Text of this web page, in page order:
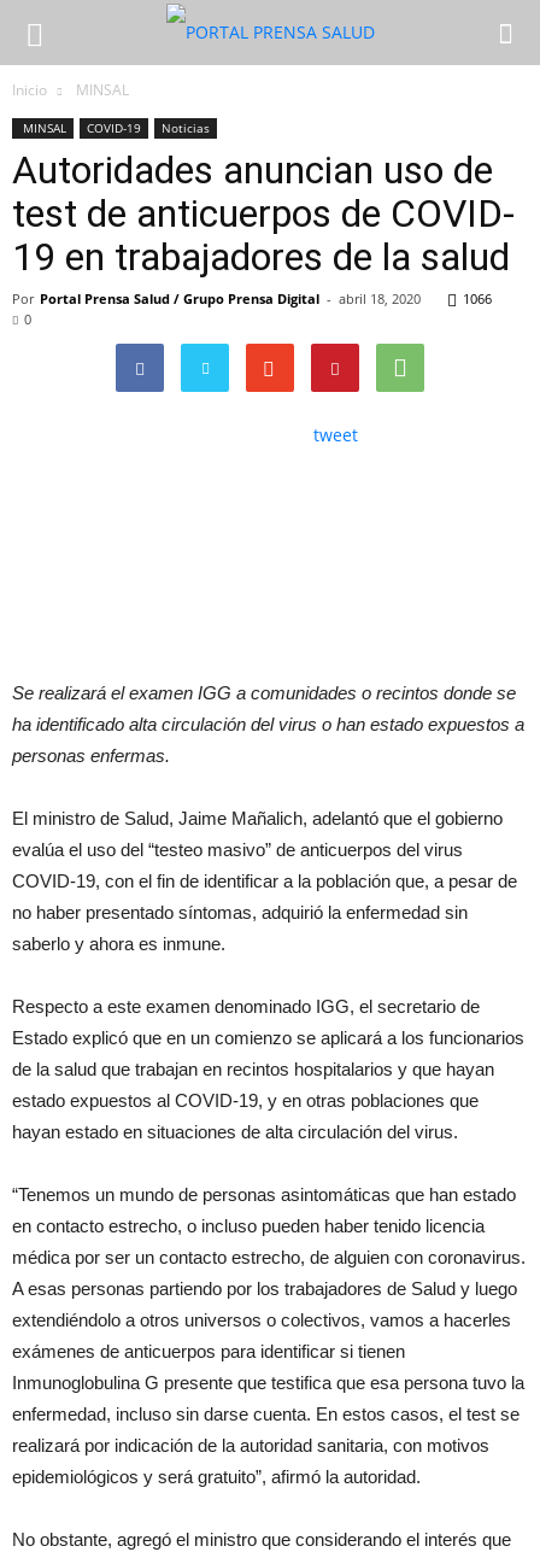
Inicio MINSAL
MINSAL COVID-19 Noticias
Autoridades anuncian uso de
test de anticuerpos de COVID-
19 en trabajadores de la salud
Por Portal Prensa Salud / Grupo Prensa Digital - abril 18, 2020
1066
0
tweet
Se realizará el examen IGG a comunidades o recintos donde se
ha identificado alta circulación del virus o han estado expuestos a
personas enfermas.
El ministro de Salud, Jaime Mañalich, adelantó que el gobierno
evalúa el uso del “testeo masivo” de anticuerpos del virus
COVID-19, con el fin de identificar a la población que, a pesar de
no haber presentado síntomas, adquirió la enfermedad sin
saberlo y ahora es inmune.
Respecto a este examen denominado IGG, el secretario de
Estado explicó que en un comienzo se aplicará a los funcionarios
de la salud que trabajan en recintos hospitalarios y que hayan
estado expuestos al COVID-19, y en otras poblaciones que
hayan estado en situaciones de alta circulación del virus.
“Tenemos un mundo de personas asintomáticas que han estado
en contacto estrecho, o incluso pueden haber tenido licencia
médica por ser un contacto estrecho, de alguien con coronavirus.
A esas personas partiendo por los trabajadores de Salud y luego
extendiéndolo a otros universos o colectivos, vamos a hacerles
exámenes de anticuerpos para identificar si tienen
Inmunoglobulina G presente que testifica que esa persona tuvo la
enfermedad, incluso sin darse cuenta. En estos casos, el test se
realizará por indicación de la autoridad sanitaria, con motivos
epidemiológicos y será gratuito”, afirmó la autoridad.
No obstante, agregó el ministro que considerando el interés que